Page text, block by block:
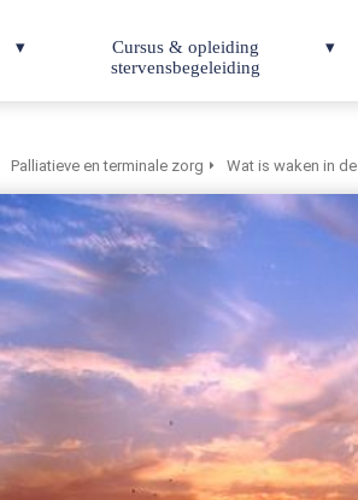
Cursus & opleiding
stervensbegeleiding
Palliatieve en terminale zorg Wat is waken in